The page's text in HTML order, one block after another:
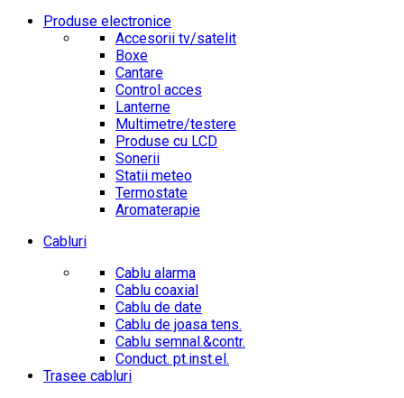
Produse electronice
Accesorii tv/satelit
Boxe
Cantare
Control acces
Lanterne
Multimetre/testere
Produse cu LCD
Sonerii
Statii meteo
Termostate
Aromaterapie
Cabluri
Cablu alarma
Cablu coaxial
Cablu de date
Cablu de joasa tens.
Cablu semnal.&contr.
Conduct. pt.inst.el.
Trasee cabluri